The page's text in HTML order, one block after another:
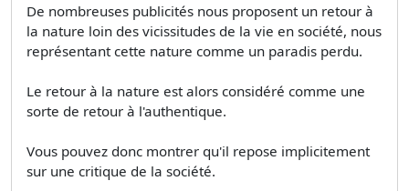
De nombreuses publicités nous proposent un retour à
la nature loin des vicissitudes de la vie en société, nous
représentant cette nature comme un paradis perdu.
Le retour à la nature est alors considéré comme une
sorte de retour à l'authentique.
Vous pouvez donc montrer qu'il repose implicitement
sur une critique de la société.